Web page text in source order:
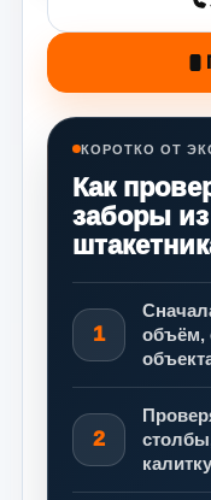
КОРОТКО ОТ
Как
заборы
1
объём,
2